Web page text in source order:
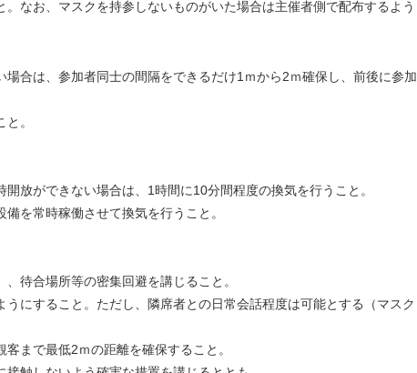
。なお、マスクを持参しないものがいた場合は主催者側で配布するよう
場合は、参加者同士の間隔をできるだけ1ｍから2ｍ確保し、前後に参加
。
放ができない場合は、1時間に10分間程度の換気を行うこと。
を常時稼働させて換気を行うこと。
待合場所等の密集回避を講じること。
うにすること。ただし、隣席者との日常会話程度は可能とする（マスク
まで最低2ｍの距離を確保すること。